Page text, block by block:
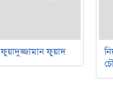
ফুয়াদুজ্জামান ফুয়াদ